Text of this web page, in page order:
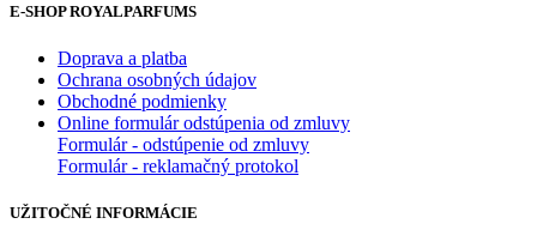
E-SHOP ROYALPARFUMS
Doprava a platba
Ochrana osobných údajov
Obchodné podmienky
Online formulár odstúpenia od zmluvy
Formulár - odstúpenie od zmluvy
Formulár - reklamačný protokol
UŽITOČNÉ INFORMÁCIE